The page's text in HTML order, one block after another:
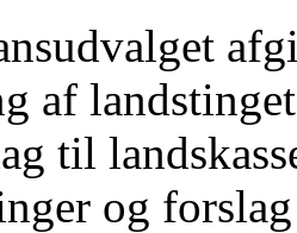
af
til
og